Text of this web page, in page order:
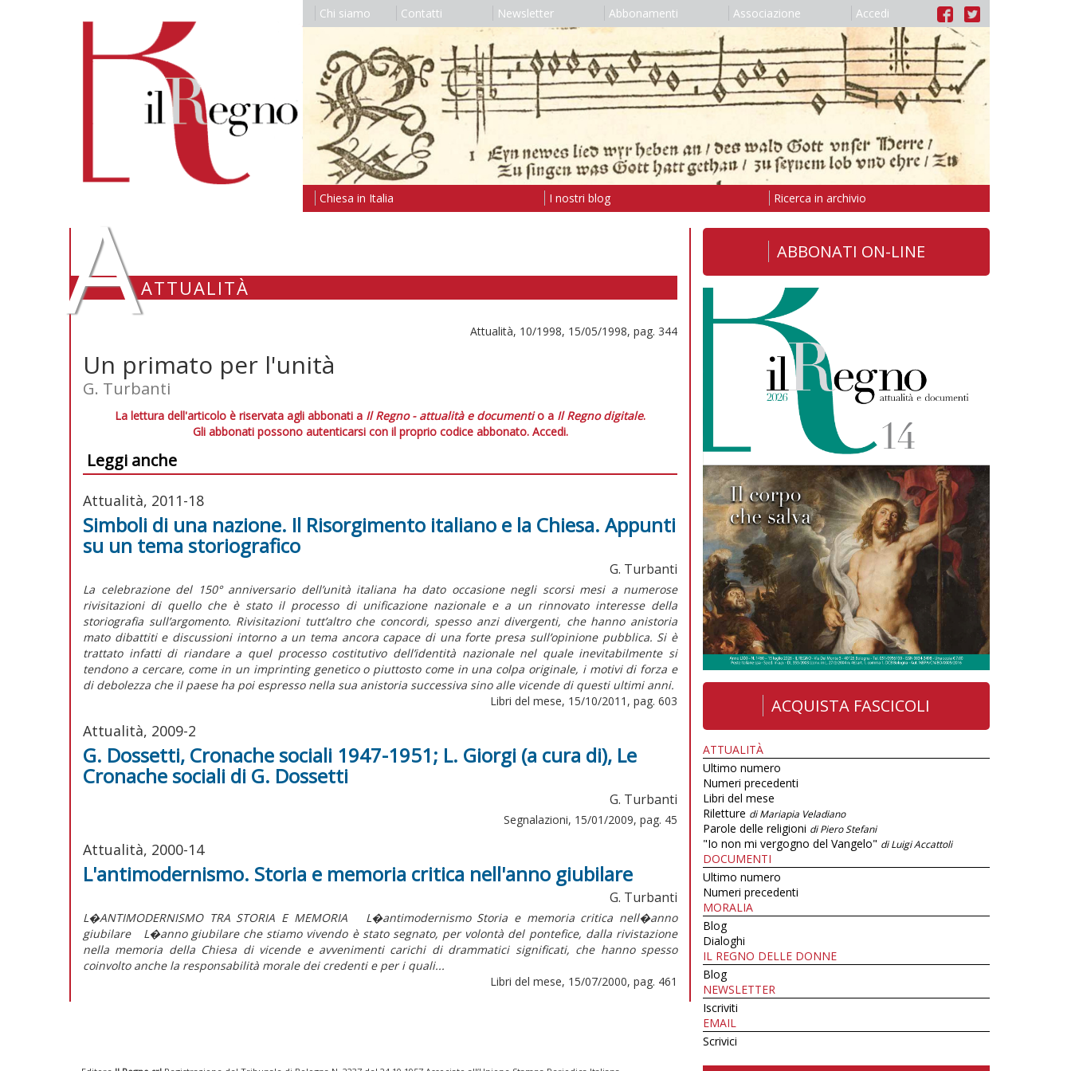
Chi siamo Contatti Newsletter Abbonamenti Associazione Accedi
Chiesa in Italia I nostri blog Ricerca in archivio
AATTUALITÀ
Attualità, 10/1998, 15/05/1998, pag. 344
Un primato per l'unità
G. Turbanti
La lettura dell'articolo è riservata agli abbonati a Il Regno - attualità e documentio a Il Regno digitale.
Gli abbonati possono autenticarsi con il proprio codice abbonato. Accedi.
Leggi anche
Attualità, 2011-18
Simboli di una nazione. Il Risorgimento italiano e la Chiesa. Appunti
su un tema storiografico
G. Turbanti
La celebrazione del 150° anniversario dell’unità italiana ha dato occasione negli scorsi mesi a numerose
rivisitazioni di quello che è stato il processo di unificazione nazionale e a un rinnovato interesse della
storiografia sull’argomento. Rivisitazioni tutt’altro che concordi, spesso anzi divergenti, che hanno anistoria
mato dibattiti e discussioni intorno a un tema ancora capace di una forte presa sull’opinione pubblica. Si è
trattato infatti di riandare a quel processo costitutivo dell’identità nazionale nel quale inevitabilmente si
tendono a cercare, come in un imprinting genetico o piuttosto come in una colpa originale, i motivi di forza e
di debolezza che il paese ha poi espresso nella sua anistoria successiva sino alle vicende di questi ultimi anni.
Libri del mese, 15/10/2011, pag. 603
Attualità, 2009-2
G. Dossetti, Cronache sociali 1947-1951; L. Giorgi (a cura di), Le
Cronache sociali di G. Dossetti
G. Turbanti
Segnalazioni, 15/01/2009, pag. 45
Attualità, 2000-14
L'antimodernismo. Storia e memoria critica nell'anno giubilare
G. Turbanti
L�ANTIMODERNISMO TRA STORIA E MEMORIA L�antimodernismo Storia e memoria critica nell�anno
giubilare L�anno giubilare che stiamo vivendo è stato segnato, per volontà del pontefice, dalla rivistazione
nella memoria della Chiesa di vicende e avvenimenti carichi di drammatici significati, che hanno spesso
coinvolto anche la responsabilità morale dei credenti e per i quali...
Libri del mese, 15/07/2000, pag. 461
ABBONATI ON-LINE
ACQUISTA FASCICOLI
ATTUALITÀ
Ultimo numero
Numeri precedenti
Libri del mese
Riletture di Mariapia Veladiano
Parole delle religioni di Piero Stefani
"Io non mi vergogno del Vangelo" di Luigi Accattoli
DOCUMENTI
Ultimo numero
Numeri precedenti
MORALIA
Blog
Dialoghi
IL REGNO DELLE DONNE
Blog
NEWSLETTER
Iscriviti
EMAIL
Scrivici